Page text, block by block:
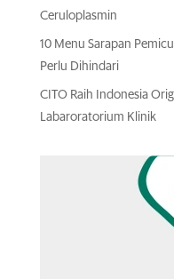
Ceruloplasmin
10 Menu Sarapan
Perlu Dihindari
CITO Raih Indonesia
Labaroratorium Klinik